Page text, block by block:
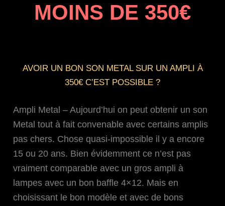
MOINS DE 350€
AVOIR UN BON SON METAL SUR UN AMPLI À
350€ C’EST POSSIBLE ?
Ampli Metal – Aujourd’hui on peut obtenir un son
Metal tout à fait convenable avec certains amplis
pas chers. Chose quasi-impossible il y a encore
15 ou 20 ans. Bien évidemment ce n’est pas
vraiment comparable avec un gros ampli à
lampes avec un bon baffle 4×12. Mais en
choisissant le bon modèle et avec de bons